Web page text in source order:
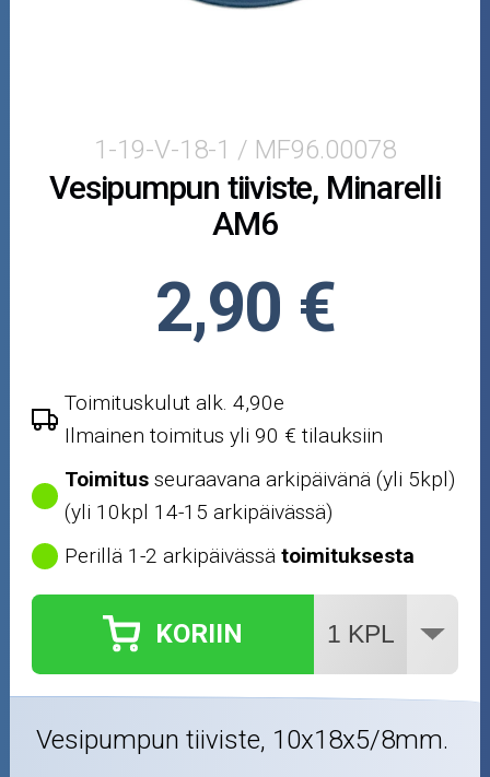
Öljyt ja kemikaalit
Outlet-tuotteet
1-19-V-18-1 / MF96.00078
Vesipumpun tiiviste, Minarelli
AM6
2,90 €
Toimituskulut alk. 4,90e
Ilmainen toimitus yli 90 € tilauksiin
Toimitus seuraavana arkipäivänä (yli 5kpl)
(yli 10kpl 14-15 arkipäivässä)
Perillä 1-2 arkipäivässätoimituksesta
KORIIN
Vesipumpun tiiviste, 10x18x5/8mm.